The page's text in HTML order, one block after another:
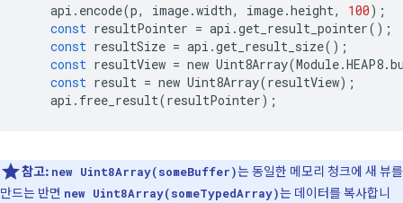
api . encode(p, image.width, image.height, 100);
const resultPointer = api .get_result_pointer();
const resultSize = api .get_result_size();
const resultView = new Uint8Array(Module.HEAP8.
const result = new Uint8Array(resultView);
api . free_result(resultPointer);
참고: new Uint8Array(someBuffer)는 동일한 메모리 청크에 새 뷰를
만드는 반면 new Uint8Array(someTypedArray)는 데이터를 복사합니